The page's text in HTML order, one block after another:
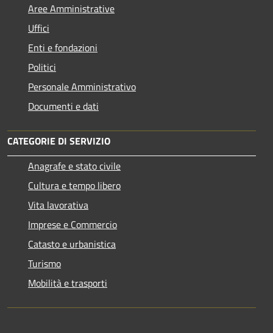
Aree Amministrative
Uffici
Enti e fondazioni
Politici
Personale Amministrativo
Documenti e dati
CATEGORIE DI SERVIZIO
Anagrafe e stato civile
Cultura e tempo libero
Vita lavorativa
Imprese e Commercio
Catasto e urbanistica
Turismo
Mobilità e trasporti